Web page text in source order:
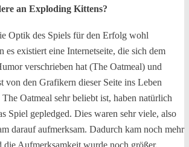
an Exploding Kittens?
Optik des Spiels für den Erfolg wohl
es existiert eine Internetseite, die sich dem
verschrieben hat (The Oatmeal) und
von den Grafikern dieser Seite ins Leben
Oatmeal sehr beliebt ist, haben natürlich
Spiel gepledged. Dies waren sehr viele, also
darauf aufmerksam. Dadurch kam noch mehr
die Aufmerksamkeit wurde noch größer.